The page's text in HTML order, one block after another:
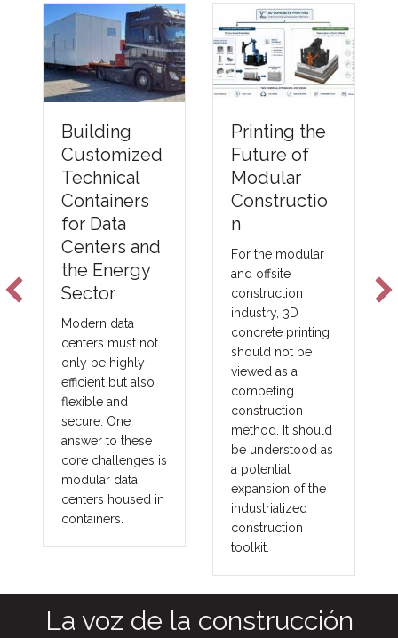
Building
Customized
Technical
Containers
for Data
Centers and
the Energy
Sector
Modern data
centers must not
only be highly
efficient but also
flexible and
secure. One
answer to these
core challenges is
modular data
centers housed in
containers.
Printing the
Future of
Modular
Constructio
n
For the modular
and offsite
construction
industry, 3D
concrete printing
should not be
viewed as a
competing
construction
method. It should
be understood as
a potential
expansion of the
industrialized
construction
toolkit.
La voz de la construcción